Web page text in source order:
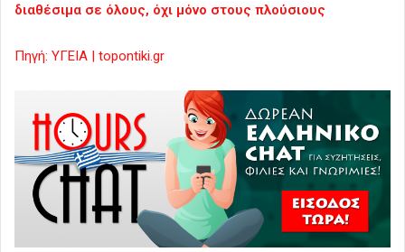
διαθέσιμα σε όλους, όχι μόνο στους πλούσιους
Πηγή: ΥΓΕΙΑ | topontiki.gr